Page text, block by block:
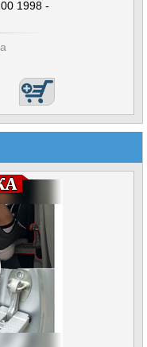
1998 -